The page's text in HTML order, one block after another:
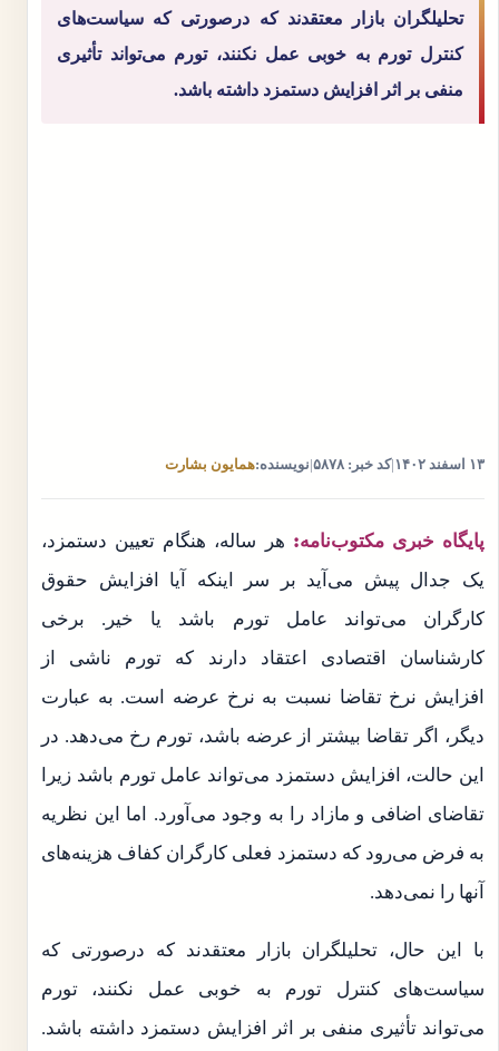
تحلیلگران بازار معتقدند که درصورتی که سیاست‌های
کنترل تورم به خوبی عمل نکنند، تورم می‌تواند تأثیری
منفی بر اثر افزایش دستمزد داشته باشد.
۱۳ اسفند ۱۴۰۲ |کد خبر: ۵۸۷۸ نویسنده:همایون بشارت
پایگاه خبری مکتوب‌نامه: هر ساله، هنگام تعیین دستمزد،
یک جدال پیش می‌آید بر سر اینکه آیا افزایش حقوق
کارگران می‌تواند عامل تورم باشد یا خیر. برخی
کارشناسان اقتصادی اعتقاد دارند که تورم ناشی از
افزایش نرخ تقاضا نسبت به نرخ عرضه است. به عبارت
دیگر، اگر تقاضا بیشتر از عرضه باشد، تورم رخ می‌دهد. در
این حالت، افزایش دستمزد می‌تواند عامل تورم باشد زیرا
تقاضای اضافی و مازاد را به وجود می‌آورد. اما این نظریه
به فرض می‌رود که دستمزد فعلی کارگران کفاف هزینه‌های
آنها را نمی‌دهد.
با این حال، تحلیلگران بازار معتقدند که درصورتی که
سیاست‌های کنترل تورم به خوبی عمل نکنند، تورم
می‌تواند تأثیری منفی بر اثر افزایش دستمزد داشته باشد.